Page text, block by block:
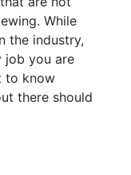
While
the industry,
job you are
to know
there should